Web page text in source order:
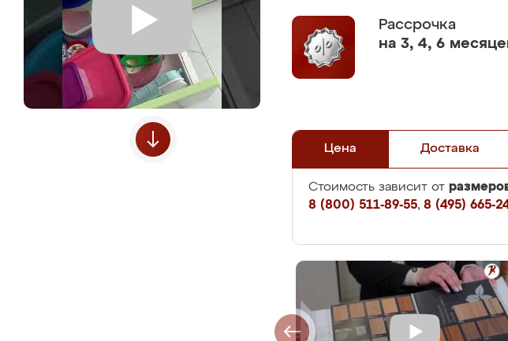
Рассрочка
на 3, 4, 6
Цена Доставка
Стоимость зависит от
8 (800) 511-89-55, 8 (495) 665-